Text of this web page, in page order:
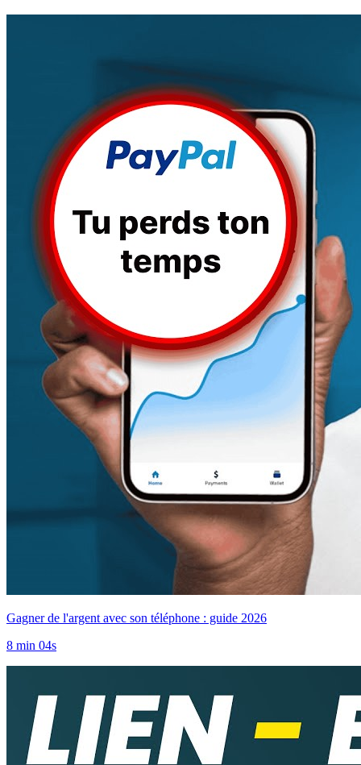
Gagner de l'argent avec son téléphone : guide 2026
8 min 04s